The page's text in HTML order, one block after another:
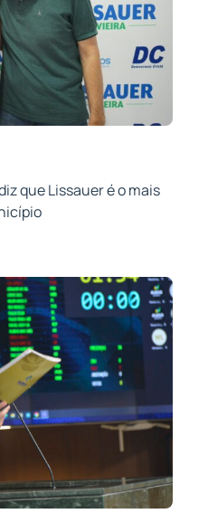
que Lissauer é o mais